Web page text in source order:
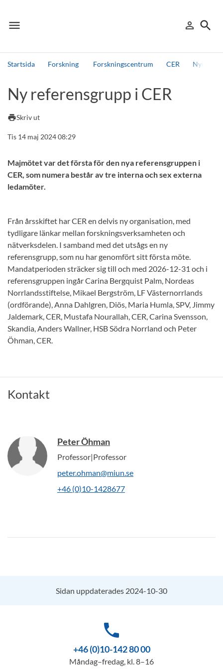
menu
Meny person_outline
Logga in
search
Sök
Startsida Forskning Forskningscentrum CER Nyheter
Andra söktjänster
Detta är vår testmiljö - endast testdata
Ny referensgrupp i CER
printSkriv ut
Tis 14 maj 2024 08:29
Majmötet var det första för den nya referensgruppen i
CER, som numera består av tre interna och sex externa
ledamöter.
Från årsskiftet har CER en delvis ny organisation, med
tydligare länkar mellan forskningsverksamheten och
nätverksdelen. I samband med det utsågs en ny
referensgrupp, som nu har genomfört sitt första möte.
Mandatperioden sträcker sig till och med 2026-12-31 och i
referensgruppen ingår Carina Bergquist Palm, Nordeas
Norrlandsstiftelse, Mikael Bergström, LF Västernorrlands
(ordförande), Anna Dahlgren, Diös, Maria Humla, SPV, Jimmy
Jaldemark, CER, Mustafa Nourallah, CER, Carina Svensson,
Skandia, Anders Wallner, HSB Södra Norrland och Peter
Öhman, CER.
Kontakt
Peter Öhman
Professor|Professor
peter.ohman@miun.se
+46 (0)10-1428677
Sidan uppdaterades 2024-10-30
phone
+46 (0)10-142 80 00
Måndag–fredag, kl. 8–16